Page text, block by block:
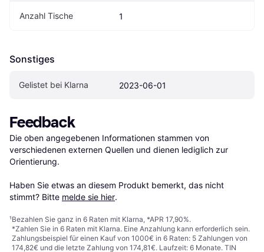
Anzahl Tische 1
Sonstiges
Gelistet bei Klarna 2023-06-01
Feedback
Die oben angegebenen Informationen stammen von
verschiedenen externen Quellen und dienen lediglich zur
Orientierung.
Haben Sie etwas an diesem Produkt bemerkt, das nicht
stimmt? Bitte melde sie hier.
¹Bezahlen Sie ganz in 6 Raten mit Klarna, *APR 17,90%.
*Zahlen Sie in 6 Raten mit Klarna. Eine Anzahlung kann erforderlich sein.
Zahlungsbeispiel für einen Kauf von 1000€ in 6 Raten: 5 Zahlungen von
174,82€ und die letzte Zahlung von 174,81€. Laufzeit: 6 Monate. TIN